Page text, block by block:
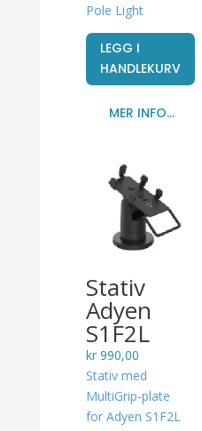
Pole Light
LEGG I
HANDLEKURV
MER INFO...
Stativ
Adyen
S1F2L
kr990,00
Stativ med
MultiGrip-plate
for Adyen S1F2L